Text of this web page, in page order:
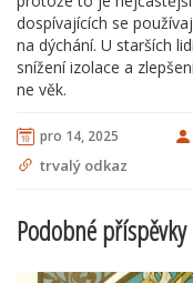
dospívajících se
na dýchání. U starších
snížení izolace a
ne věk.
pro 14, 2025
trvalý odkaz
Podobné příspěvky